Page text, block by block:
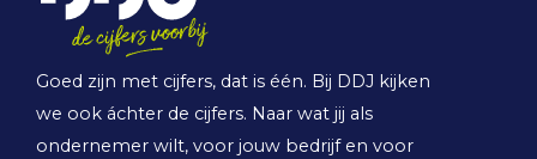
Goed zijn met cijfers, dat is één. Bij DDJ kijken
we ook áchter de cijfers. Naar wat jij als
ondernemer wilt, voor jouw bedrijf en voor